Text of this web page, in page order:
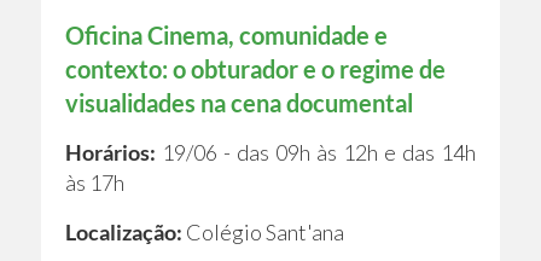
Oficina Cinema, comunidade e
contexto: o obturador e o regime de
visualidades na cena documental
Horários: 19/06 - das 09h às 12h e das 14h
às 17h
Localização: Colégio Sant'ana